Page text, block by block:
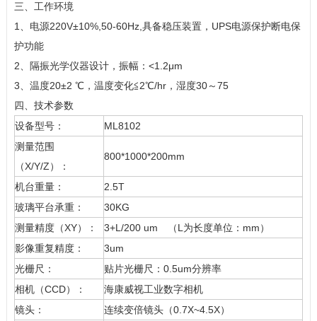
三、工作环境
1、电源220V±10%,50-60Hz,具备稳压装置，UPS电源保护断电保
护功能
2、隔振光学仪器设计，振幅：<1.2μm
3、温度20±2 ℃，温度变化≦2℃/hr，湿度30～75
四、技术参数
设备型号：
ML8102
测量范围
（X/Y/Z）：
800*1000*200mm
机台重量：
2.5T
玻璃平台承重：
30KG
测量精度（XY）：
3+L/200 um （L为长度单位：mm）
影像重复精度：
3um
光栅尺：
贴片光栅尺：0.5um分辨率
相机（CCD）：
海康威视工业数字相机
镜头：
连续变倍镜头（0.7X~4.5X）